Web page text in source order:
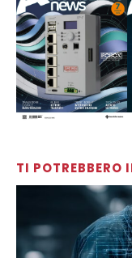
TI POTREBBERO